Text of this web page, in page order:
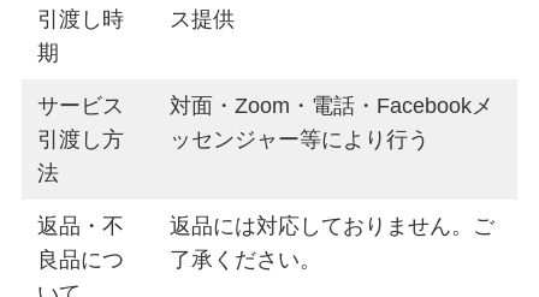
引渡し時
期
ス提供
サービス
引渡し方
法
対面・Zoom・電話・Facebookメ
ッセンジャー等により行う
返品・不
良品につ
返品には対応しておりません。ご
了承ください。